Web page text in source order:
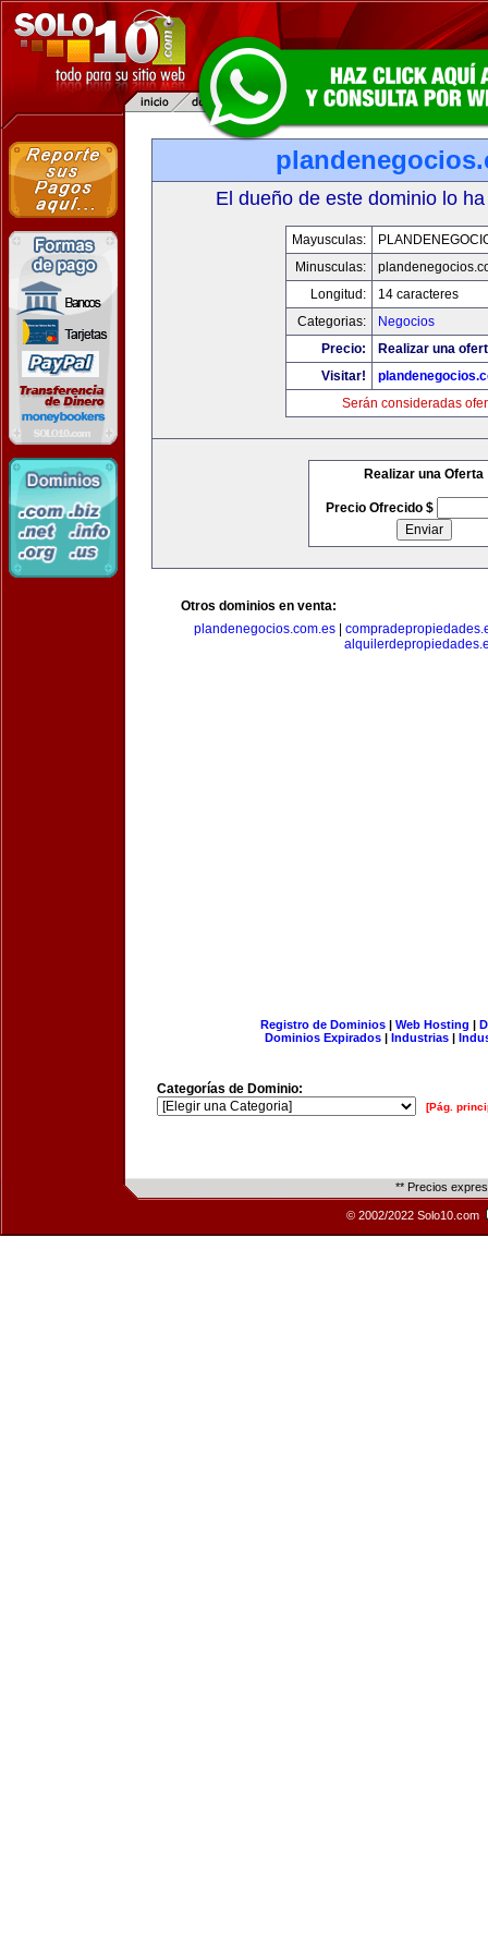
El dueño de este dominio lo
Mayusculas:
Minusculas:
Longitud:
14 caracteres
Categorias:
Negocios
Precio:
Realizar una
Visitar!
Serán consideradas
Realizar una Oferta
Precio Ofrecido $
Otros dominios en venta:
plandenegocios.com.es|
Registro de Dominios| Web Hosting |
Dominios Expirados | Industrias |
Categorías de Dominio:
[Pág.
** Precios
© 2002/2022 Solo10.com